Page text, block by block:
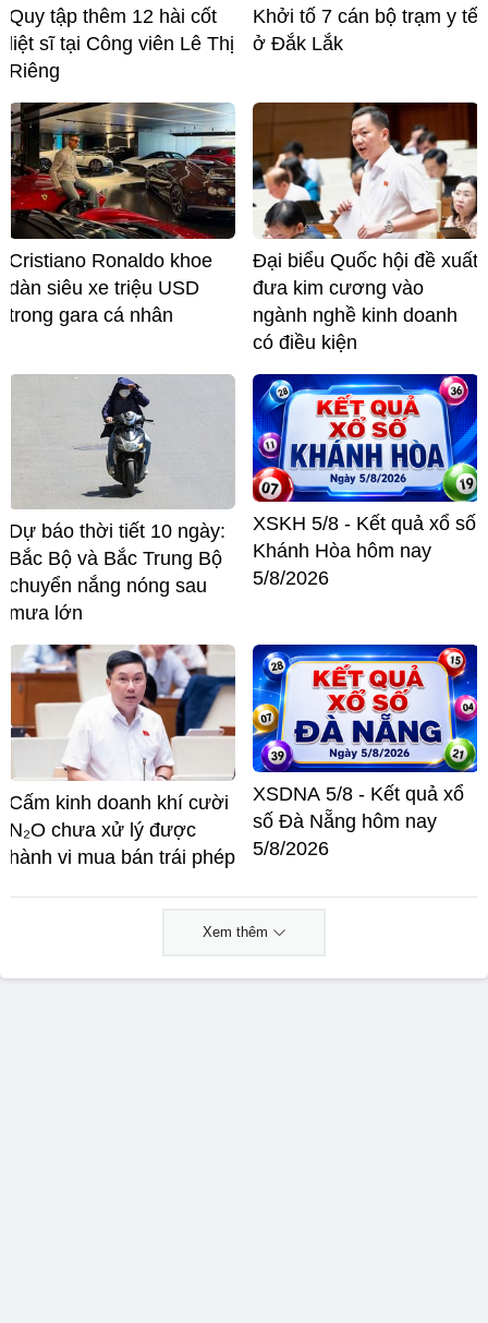
Quy tập thêm 12 hài cốt
liệt sĩ tại Công viên Lê Thị
Riêng
Khởi tố 7 cán bộ trạm y tế
ở Đắk Lắk
Cristiano Ronaldo khoe
dàn siêu xe triệu USD
trong gara cá nhân
Đại biểu Quốc hội đề xuất
đưa kim cương vào
ngành nghề kinh doanh
có điều kiện
Dự báo thời tiết 10 ngày:
Bắc Bộ và Bắc Trung Bộ
chuyển nắng nóng sau
mưa lớn
XSKH 5/8 - Kết quả xổ số
Khánh Hòa hôm nay
5/8/2026
Cấm kinh doanh khí cười
N₂O chưa xử lý được
hành vi mua bán trái phép
XSDNA 5/8 - Kết quả xổ
số Đà Nẵng hôm nay
5/8/2026
Xem thêm